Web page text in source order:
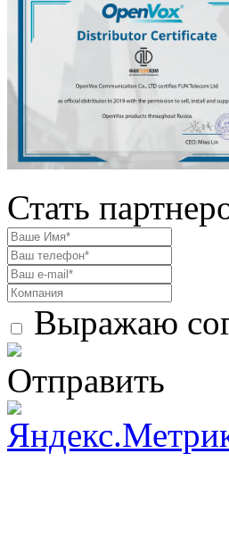
Стать
Выражаю
Отправить